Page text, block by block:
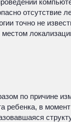
отсутствие
точно не
по причине
ребенка, в